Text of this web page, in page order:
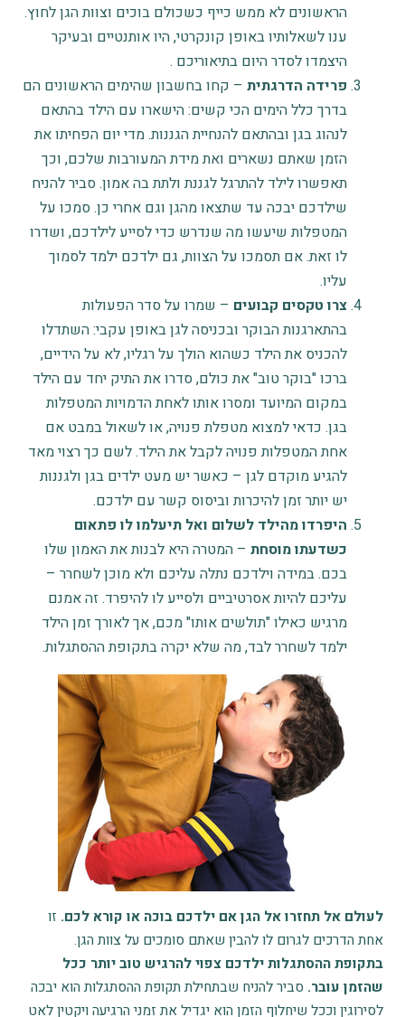
הראשונים לא ממש כייף כשכולם בוכים וצוות הגן לחוץ.
ענו לשאלותיו באופן קונקרטי, היו אותנטיים ובעיקר
היצמדו לסדר היום בתיאוריכם .
פרידה הדרגתית – קחו בחשבון שהימים הראשונים הם
בדרך כלל הימים הכי קשים: הישארו עם הילד בהתאם
לנהוג בגן ובהתאם להנחיית הגננות. מדי יום הפחיתו את
הזמן שאתם נשארים ואת מידת המעורבות שלכם, וכך
תאפשרו לילד להתרגל לגננת ולתת בה אמון. סביר להניח
שילדכם יבכה עד שתצאו מהגן וגם אחרי כן. סמכו על
המטפלות שיעשו מה שנדרש כדי לסייע לילדכם, ושדרו
לו זאת. אם תסמכו על הצוות, גם ילדכם ילמד לסמוך
עליו.
צרו טקסים קבועים – שמרו על סדר הפעולות
בהתארגנות הבוקר ובכניסה לגן באופן עקבי: השתדלו
להכניס את הילד כשהוא הולך על רגליו, לא על הידיים,
ברכו "בוקר טוב" את כולם, סדרו את התיק יחד עם הילד
במקום המיועד ומסרו אותו לאחת הדמויות המטפלות
בגן. כדאי למצוא מטפלת פנויה, או לשאול במבט אם
אחת המטפלות פנויה לקבל את הילד. לשם כך רצוי מאד
להגיע מוקדם לגן – כאשר יש מעט ילדים בגן ולגננות
יש יותר זמן להיכרות וביסוס קשר עם ילדכם.
היפרדו מהילד לשלום ואל תיעלמו לו פתאום
כשדעתו מוסחת – המטרה היא לבנות את האמון שלו
בכם. במידה וילדכם נתלה עליכם ולא מוכן לשחרר –
עליכם להיות אסרטיביים ולסייע לו להיפרד. זה אמנם
מרגיש כאילו "תולשים אותו" מכם, אך לאורך זמן הילד
ילמד לשחרר לבד, מה שלא יקרה בתקופת ההסתגלות.
לעולם אל תחזרו אל הגן אם ילדכם בוכה או קורא לכם. זו
אחת הדרכים לגרום לו להבין שאתם סומכים על צוות הגן.
בתקופת ההסתגלות ילדכם צפוי להרגיש טוב יותר ככל
שהזמן עובר. סביר להניח שבתחילת תקופת ההסתגלות הוא יבכה
לסירוגין וככל שיחלוף הזמן הוא יגדיל את זמני הרגיעה ויקטין לאט